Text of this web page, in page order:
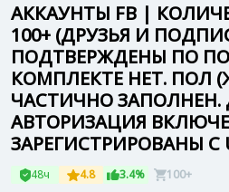
АККАУНТЫ FB |
100+ (ДРУЗЬЯ И
ПОДТВЕРЖДЕНЫ ПО
КОМПЛЕКТЕ НЕТ. ПОЛ
ЧАСТИЧНО ЗАПОЛНЕН.
АВТОРИЗАЦИЯ
ЗАРЕГИСТРИРОВАНЫ С
48ч 4.8 3.4% 100+